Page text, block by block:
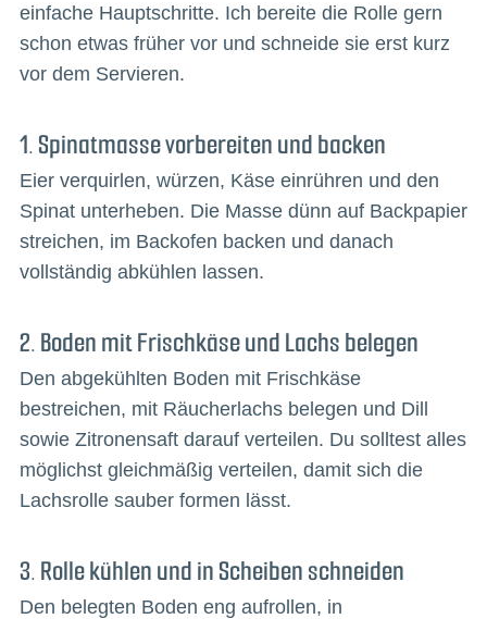
einfache Hauptschritte. Ich bereite die Rolle gern
schon etwas früher vor und schneide sie erst kurz
vor dem Servieren.
1. Spinatmasse vorbereiten und backen
Eier verquirlen, würzen, Käse einrühren und den
Spinat unterheben. Die Masse dünn auf Backpapier
streichen, im Backofen backen und danach
vollständig abkühlen lassen.
2. Boden mit Frischkäse und Lachs belegen
Den abgekühlten Boden mit Frischkäse
bestreichen, mit Räucherlachs belegen und Dill
sowie Zitronensaft darauf verteilen. Du solltest alles
möglichst gleichmäßig verteilen, damit sich die
Lachsrolle sauber formen lässt.
3. Rolle kühlen und in Scheiben schneiden
Den belegten Boden eng aufrollen, in